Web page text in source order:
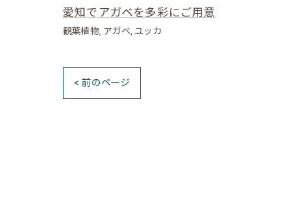
愛知でアガベを多彩にご用意
観葉植物 アガベ ユッカ
< 前のページ